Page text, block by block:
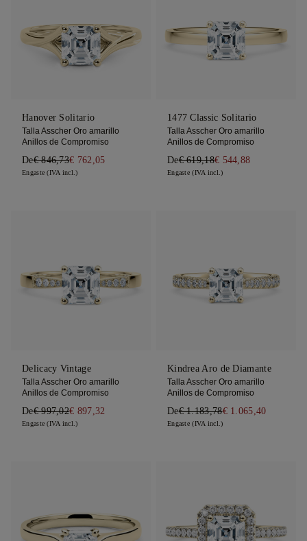
Hanover Solitario
Talla Asscher Oro amarillo
Anillos de Compromiso
De€ 846,73€ 762,05
Engaste (IVA incl.)
1477 Classic Solitario
Talla Asscher Oro amarillo
Anillos de Compromiso
De€ 619,18€ 544,88
Engaste (IVA incl.)
Delicacy Vintage
Talla Asscher Oro amarillo
Anillos de Compromiso
De€ 997,02€ 897,32
Engaste (IVA incl.)
Kindrea Aro de Diamante
Talla Asscher Oro amarillo
Anillos de Compromiso
De€ 1.183,78€ 1.065,40
Engaste (IVA incl.)